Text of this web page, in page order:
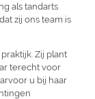
als tandarts
zij ons team is
Zij plant
terecht voor
u bij haar